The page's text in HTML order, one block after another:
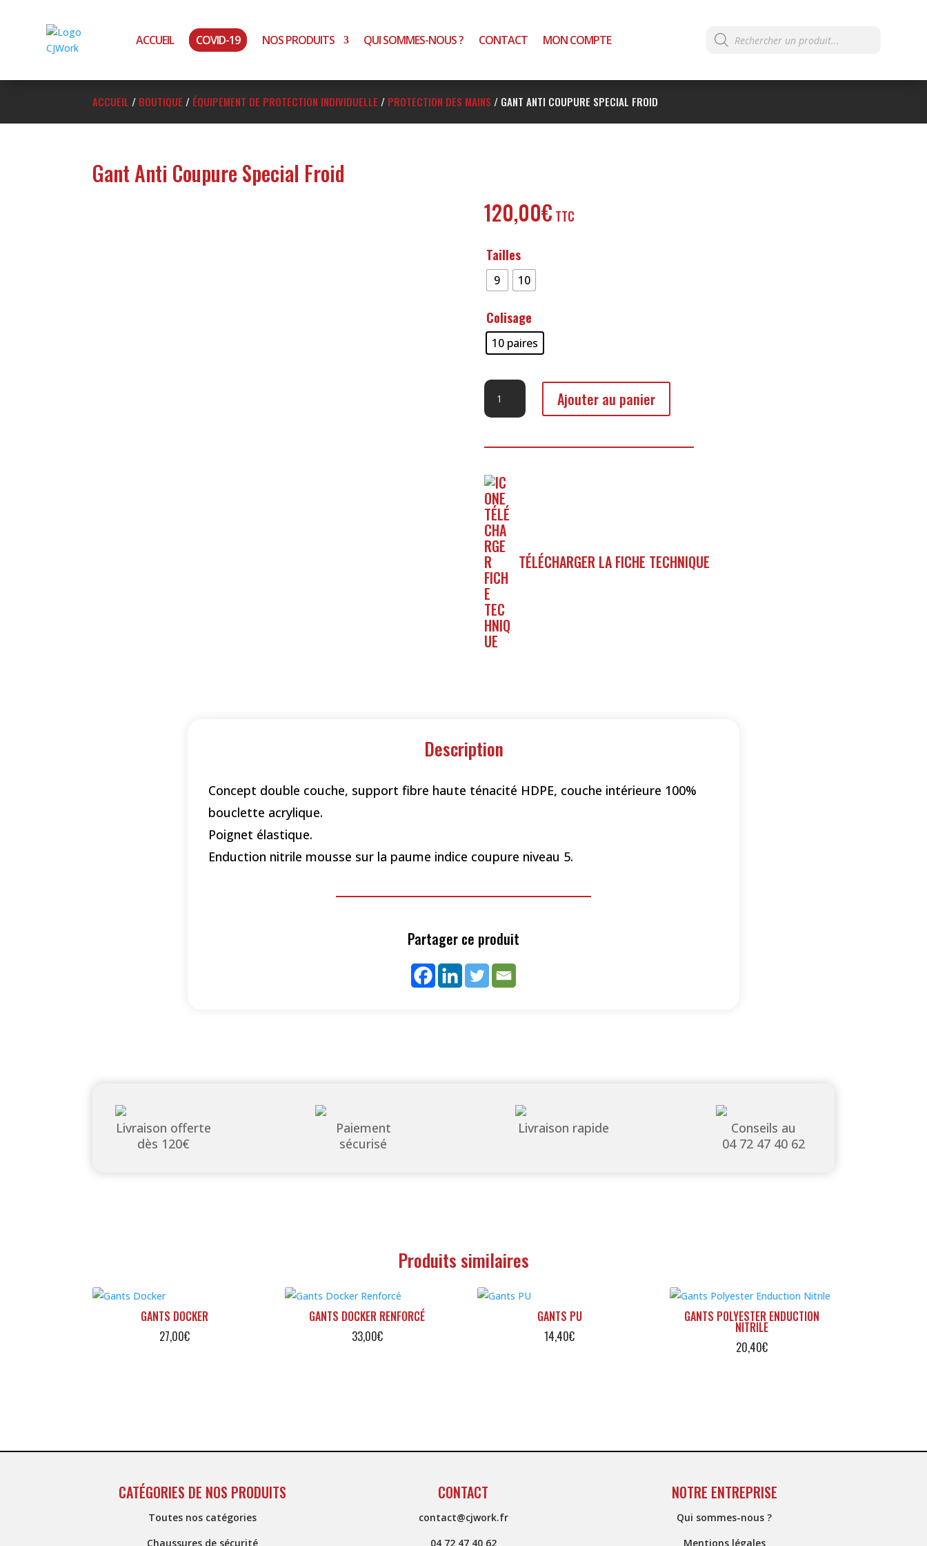
ACCUEIL COVID-19 NOS PRODUITS QUI SOMMES-NOUS ? CONTACT MON COMPTE
Recherche
de
produits
ACCUEIL / BOUTIQUE / ÉQUIPEMENT DE PROTECTION INDIVIDUELLE / PROTECTION DES MAINS / GANT ANTI COUPURE SPECIAL FROID
Gant Anti Coupure Special Froid
120,00€
Tailles
9 10
Colisage
10 paires
quantité
Gant
Coupure
Froid
Ajouter au panier
TÉLÉCHARGER LA FICHE TECHNIQUE
Description
Concept double couche, support fibre haute ténacité HDPE, couche intérieure 100%
bouclette acrylique.
Poignet élastique.
Enduction nitrile mousse sur la paume indice coupure niveau 5.
Partager ce produit
Livraison offerte
dès 120€
Paiement
sécurisé
Livraison rapide
Conseils au
04 72 47 40 62
Produits similaires
GANTS DOCKER
27,00€
GANTS DOCKER RENFORCÉ
33,00€
GANTS PU
14,40€
GANTS POLYESTER ENDUCTION
NITRILE
20,40€
CATÉGORIES DE NOS PRODUITS
Toutes nos catégories
Chaussures de sécurité
CONTACT
contact@cjwork.fr
04 72 47 40 62
NOTRE ENTREPRISE
Qui sommes-nous ?
Mentions légales